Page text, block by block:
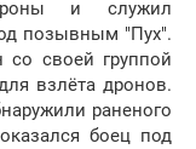
и служил
позывным "Пух".
своей группой
взлёта дронов.
раненого
боец под